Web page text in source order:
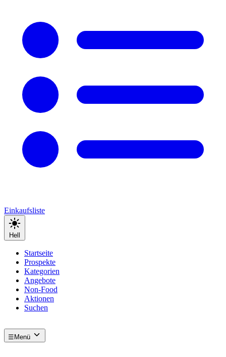
Einkaufsliste
Hell
Startseite
Prospekte
Kategorien
Angebote
Non-Food
Aktionen
Suchen
☰ Menü